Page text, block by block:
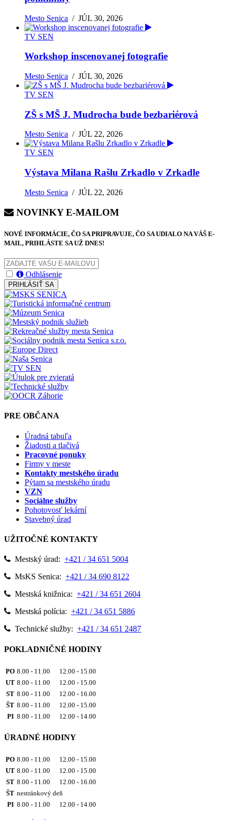
Mesto Senica /JÚL 30, 2026
TV SEN
Workshop inscenovanej fotografie
Mesto Senica /JÚL 30, 2026
TV SEN
ZŠ s MŠ J. Mudrocha bude bezbariérová
Mesto Senica /JÚL 22, 2026
TV SEN
Výstava Milana Rašlu Zrkadlo v Zrkadle
Mesto Senica /JÚL 22, 2026
NOVINKY E-MAILOM
NOVÉ INFORMÁCIE, ČO SA PRIPRAVUJE, ČO SA UDIALO NA VÁŠ E-
MAIL, PRIHLÁSTE SA UŽ DNES!
Odhlásenie
PRIHLÁSIŤ SA
PRE OBČANA
Úradná tabuľa
Žiadosti a tlačivá
Pracovné ponuky
Firmy v meste
Kontakty mestského úradu
Pýtam sa mestského úradu
VZN
Sociálne služby
Pohotovosť lekární
Stavebný úrad
UŽITOČNÉ KONTAKTY
Mestský úrad: +421 / 34 651 5004
MsKS Senica: +421 / 34 690 8122
Mestská knižnica: +421 / 34 651 2604
Mestská polícia: +421 / 34 651 5886
Technické služby: +421 / 34 651 2487
POKLADNIČNÉ HODINY
PO 8.00 - 11.00 12.00 - 15.00
UT 8.00 - 11.00 12.00 - 15.00
ST 8.00 - 11.00 12.00 - 16.00
ŠT 8.00 - 11.00 12.00 - 15.00
PI 8.00 - 11.00 12.00 - 14.00
ÚRADNÉ HODINY
PO 8.00 - 11.00 12.00 - 15.00
UT 8.00 - 11.00 12.00 - 15.00
ST 8.00 - 11.00 12.00 - 16.00
ŠT nestránkový deň
PI 8.00 - 11.00 12.00 - 14.00